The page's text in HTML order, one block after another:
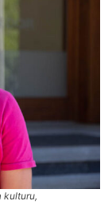
kulturu,